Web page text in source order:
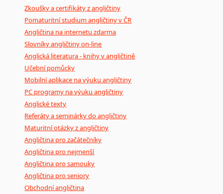
Zkoušky a certifikáty z angličtiny
Pomaturitní studium angličtiny v ČR
Angličtina na internetu zdarma
Slovníky angličtiny on-line
Anglická literatura - knihy v angličtině
Učební pomůcky
Mobilní aplikace na výuku angličtiny
PC programy na výuku angličtiny
Anglické texty
Referáty a seminárky do angličtiny
Maturitní otázky z angličtiny
Angličtina pro začátečníky
Angličtina pro nejmenší
Angličtina pro samouky
Angličtina pro seniory
Obchodní angličtina